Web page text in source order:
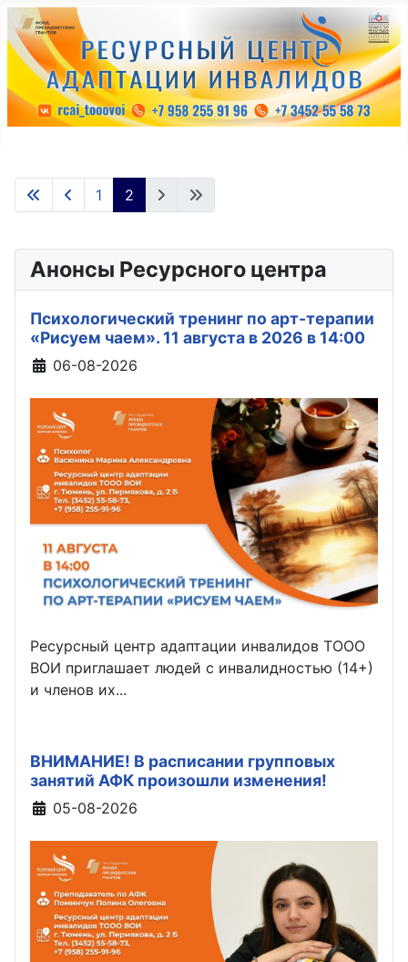
1 2
Анонсы Ресурсного центра
Психологический тренинг по арт-терапии
«Рисуем чаем». 11 августа в 2026 в 14:00
Информация о материале
06-08-2026
Ресурсный центр адаптации инвалидов ТООО
ВОИ приглашает людей с инвалидностью (14+)
и членов их...
ВНИМАНИЕ! В расписании групповых
занятий АФК произошли изменения!
Информация о материале
05-08-2026